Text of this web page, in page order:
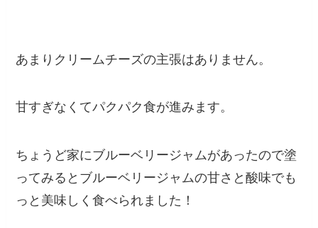
あまりクリームチーズの主張はありません。
甘すぎなくてパクパク食が進みます。
ちょうど家にブルーベリージャムがあったので塗
ってみるとブルーベリージャムの甘さと酸味でも
っと美味しく食べられました！